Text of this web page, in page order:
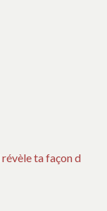
révèle ta façon d